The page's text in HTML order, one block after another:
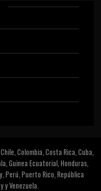
Colombia, Costa Rica, Cuba,
Guinea Ecuatorial, Honduras,
Perú, Puerto Rico, República
y Venezuela.